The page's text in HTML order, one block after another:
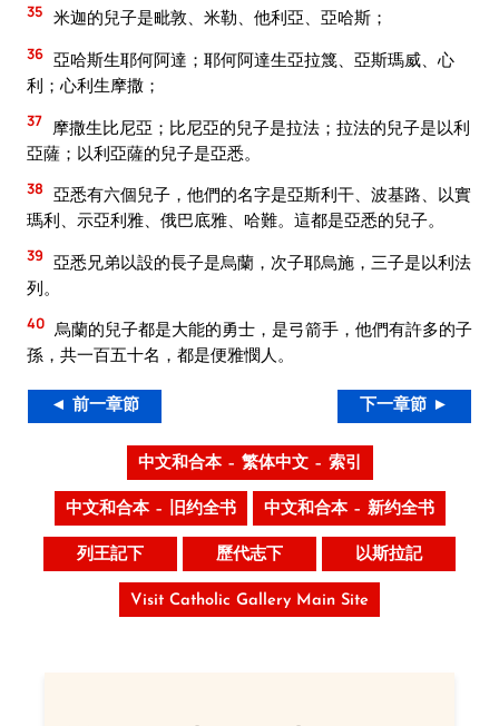
35 米迦的兒子是毗敦、米勒、他利亞、亞哈斯；
36 亞哈斯生耶何阿達；耶何阿達生亞拉篾、亞斯瑪威、心
利；心利生摩撒；
37 摩撒生比尼亞；比尼亞的兒子是拉法；拉法的兒子是以利
亞薩；以利亞薩的兒子是亞悉。
38 亞悉有六個兒子，他們的名字是亞斯利干、波基路、以實
瑪利、示亞利雅、俄巴底雅、哈難。這都是亞悉的兒子。
39 亞悉兄弟以設的長子是烏蘭，次子耶烏施，三子是以利法
列。
40 烏蘭的兒子都是大能的勇士，是弓箭手，他們有許多的子
孫，共一百五十名，都是便雅憫人。
◄ 前一章節 下一章節 ►
中文和合本 – 繁体中文 – 索引
中文和合本 – 旧约全书 中文和合本 – 新约全书
列王記下 歷代志下 以斯拉記
Visit Catholic Gallery Main Site